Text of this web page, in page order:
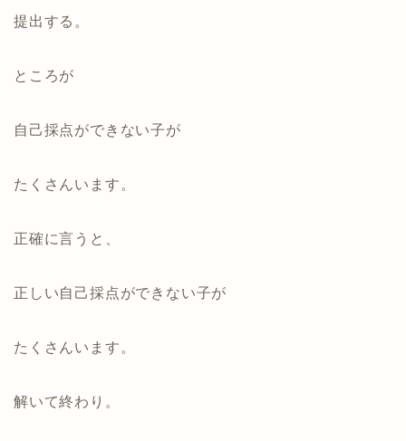
提出する。
ところが
自己採点ができない子が
たくさんいます。
正確に言うと、
正しい自己採点ができない子が
たくさんいます。
解いて終わり。